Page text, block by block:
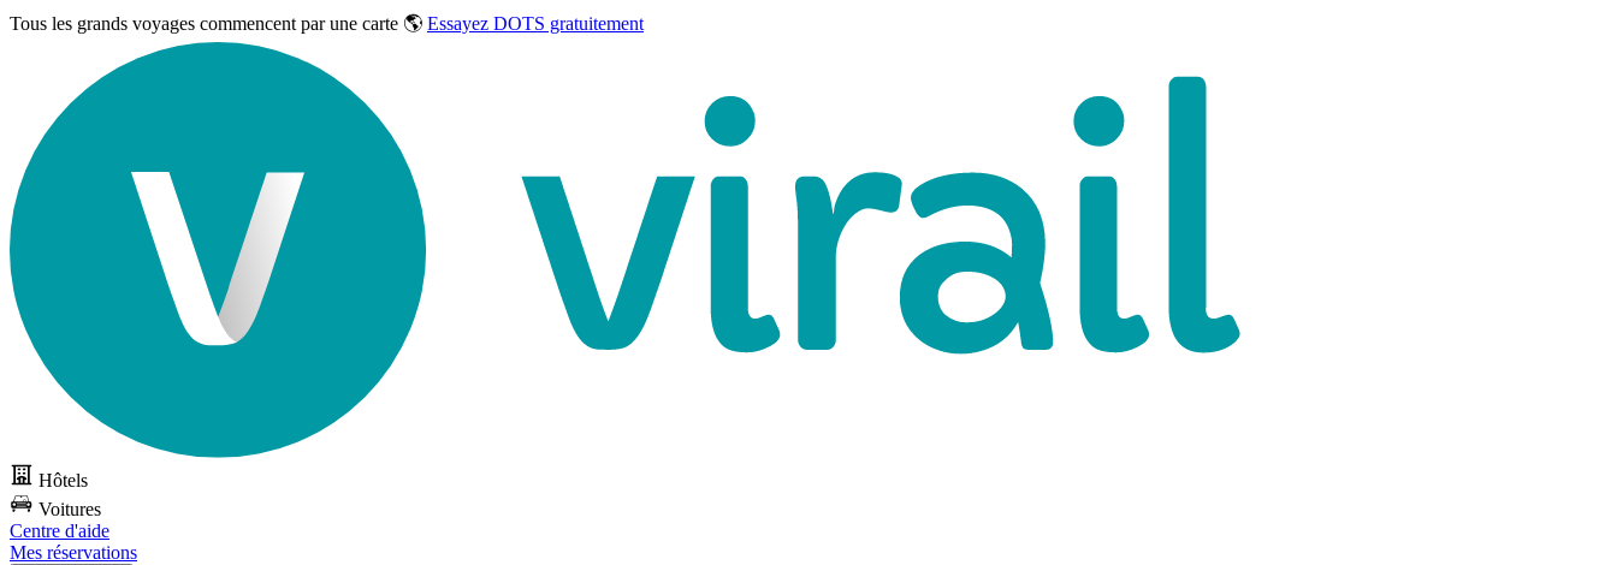
Tous les grands voyages commencent par une carte 🌎 Essayez DOTS gratuitement
Hôtels
Voitures
Centre d'aide
Mes réservations